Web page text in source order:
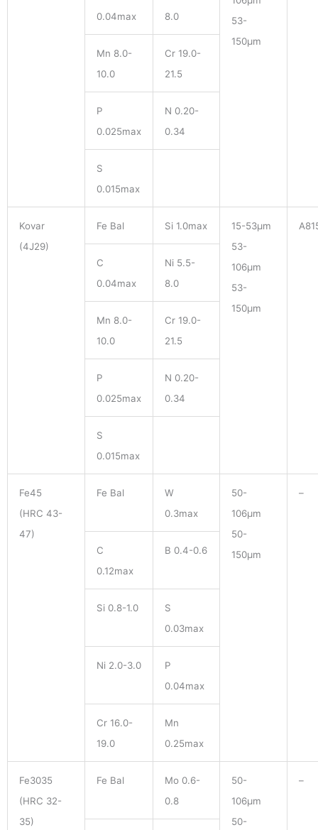
53-
150μm
0.04max
8.0
Mn 8.0-
10.0
Cr 19.0-
21.5
P
0.025max
N 0.20-
0.34
S
0.015max
Kovar
(4J29)
Fe Bal Si 1.0max
15-53μm
53-
106μm
53-
150μm
C
0.04max
Ni 5.5-
8.0
Mn 8.0-
10.0
Cr 19.0-
21.5
P
0.025max
N 0.20-
0.34
S
0.015max
Fe45
(HRC 43-
47)
Fe Bal
W
0.3max
50-
106μm
50-
150μm
–
C
0.12max
B 0.4-0.6
Si 0.8-1.0
S
0.03max
Ni 2.0-3.0
P
0.04max
Cr 16.0-
19.0
Mn
0.25max
Fe3035
(HRC 32-
35)
Fe Bal
Mo 0.6-
0.8
50-
106μm
50-
–